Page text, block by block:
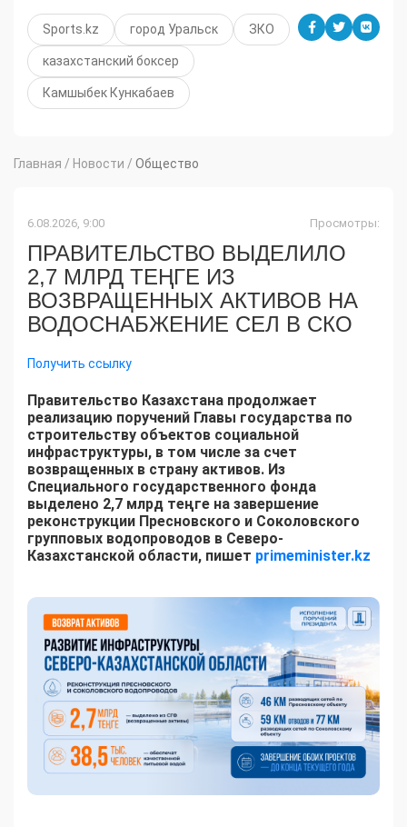
Sports.kz город Уральск ЗКО
казахстанский боксер
Камшыбек Кункабаев
Главная / Новости / Общество
6.08.2026, 9:00 Просмотры:
ПРАВИТЕЛЬСТВО ВЫДЕЛИЛО
2,7 МЛРД ТЕҢГЕ ИЗ
ВОЗВРАЩЕННЫХ АКТИВОВ НА
ВОДОСНАБЖЕНИЕ СЕЛ В СКО
Получить ссылку
Правительство Казахстана продолжает
реализацию поручений Главы государства по
строительству объектов социальной
инфраструктуры, в том числе за счет
возвращенных в страну активов. Из
Специального государственного фонда
выделено 2,7 млрд теңге на завершение
реконструкции Пресновского и Соколовского
групповых водопроводов в Северо-
Казахстанской области, пишет primeminister.kz